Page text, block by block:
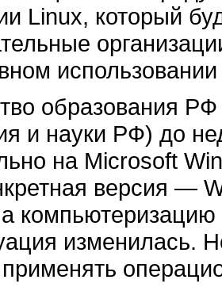
Linux, который
образования
и науки РФ) до
на Microsoft
версия —
изменилась.